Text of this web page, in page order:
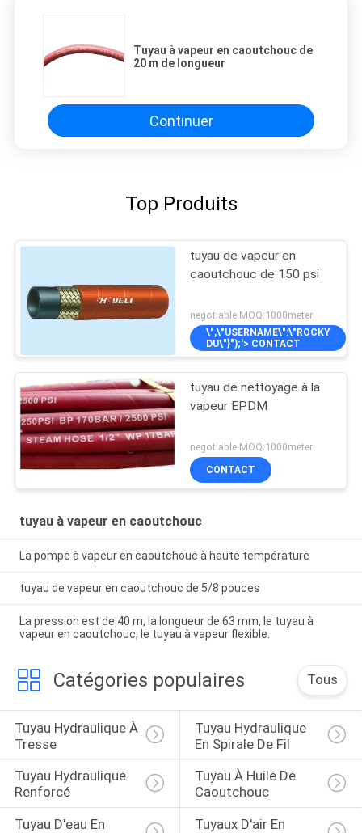
Tuyau à vapeur en caoutchouc de
20 m de longueur
Continuer
Top Produits
tuyau de vapeur en
caoutchouc de 150 psi
negotiable MOQ:1000meter
\",\"USERNAME\":\"ROCKY
DU\"}");'> CONTACT
tuyau de nettoyage à la
vapeur EPDM
negotiable MOQ:1000meter
CONTACT
tuyau à vapeur en caoutchouc
La pompe à vapeur en caoutchouc à haute température
tuyau de vapeur en caoutchouc de 5/8 pouces
La pression est de 40 m, la longueur de 63 mm, le tuyau à
vapeur en caoutchouc, le tuyau à vapeur flexible.
Catégories populaires Tous
Tuyau Hydraulique À
Tresse
Tuyau Hydraulique
En Spirale De Fil
Tuyau Hydraulique
Renforcé
Tuyau À Huile De
Caoutchouc
Tuyau D'eau En
Tuyaux D'air En